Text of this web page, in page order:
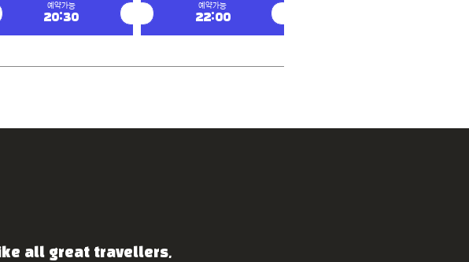
예약가능
20:30
예약가능
22:00
all great travellers,